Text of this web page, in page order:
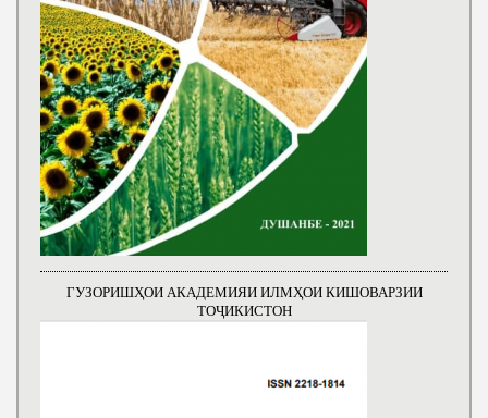
ГУЗОРИШҲОИ АКАДЕМИЯИ ИЛМҲОИ КИШОВАРЗИИ
ТОҶИКИСТОН